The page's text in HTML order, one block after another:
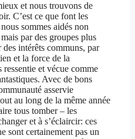
et nous trouvons de
C’est ce que font les
sommes aidés non
par des groupes plus
intérêts communs, par
et la force de la
et vécue comme
Avec de bons
asservie
au long de la même année
tous tomber – les
et à s’éclaircir: ces
sont certainement pas un